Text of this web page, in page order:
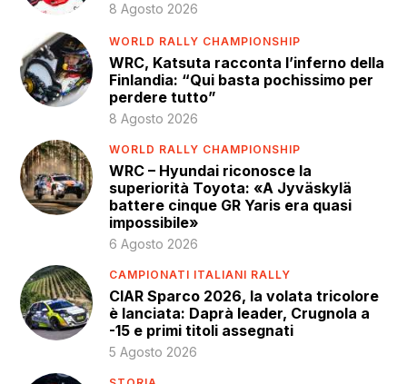
8 Agosto 2026
WORLD RALLY CHAMPIONSHIP
WRC, Katsuta racconta l’inferno della
Finlandia: “Qui basta pochissimo per
perdere tutto”
8 Agosto 2026
WORLD RALLY CHAMPIONSHIP
WRC – Hyundai riconosce la
superiorità Toyota: «A Jyväskylä
battere cinque GR Yaris era quasi
impossibile»
6 Agosto 2026
CAMPIONATI ITALIANI RALLY
CIAR Sparco 2026, la volata tricolore
è lanciata: Daprà leader, Crugnola a
-15 e primi titoli assegnati
5 Agosto 2026